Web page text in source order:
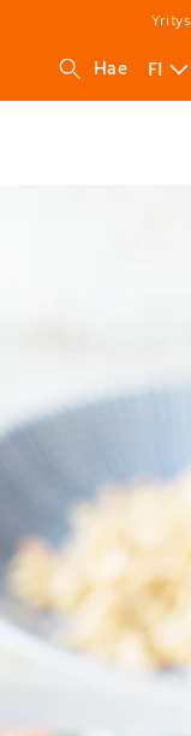
Yritys
Hae FI